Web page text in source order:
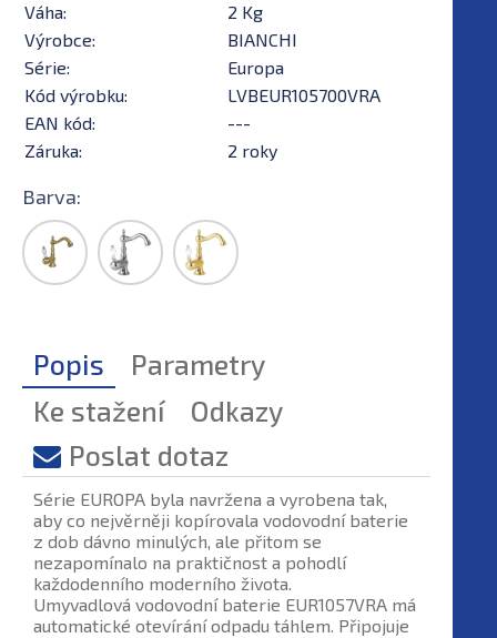
Váha:
2 Kg
Výrobce:
BIANCHI
Série:
Europa
Kód výrobku:
LVBEUR105700VRA
EAN kód:
---
Záruka:
2 roky
Barva:
Popis
Parametry
Ke stažení
Odkazy
Poslat dotaz
Série EUROPA byla navržena a vyrobena tak,
aby co nejvěrněji kopírovala vodovodní baterie
z dob dávno minulých, ale přitom se
nezapomínalo na praktičnost a pohodlí
každodenního moderního života.
Umyvadlová vodovodní baterie EUR1057VRA má
automatické otevírání odpadu táhlem. Připojuje